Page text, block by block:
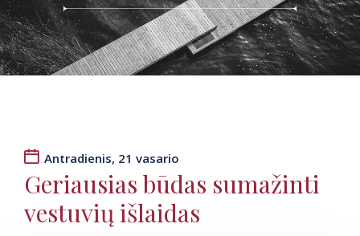
Antradienis, 21 vasario
Geriausias būdas sumažinti
vestuvių išlaidas